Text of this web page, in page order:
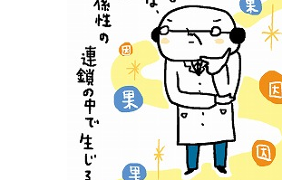
大学・短大以外の資料から請求
専門学校の資料請求 大学院の資
留学・進学関連、塾・予備校
大学入学共
内」の請求
大学入学共通テスト「受験上の
配慮案内」の請求
高等学校卒